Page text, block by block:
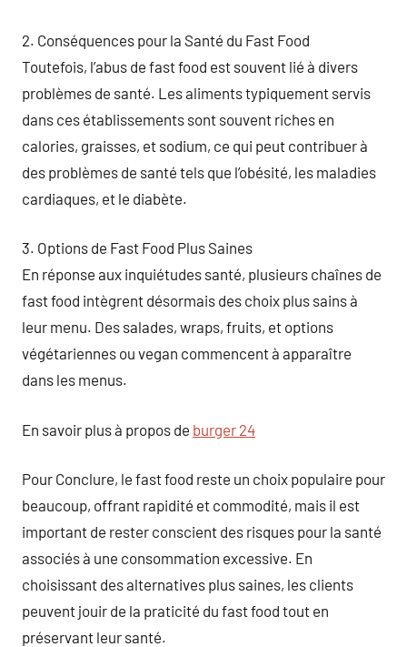
2. Conséquences pour la Santé du Fast Food
Toutefois, l’abus de fast food est souvent lié à divers
problèmes de santé. Les aliments typiquement servis
dans ces établissements sont souvent riches en
calories, graisses, et sodium, ce qui peut contribuer à
des problèmes de santé tels que l’obésité, les maladies
cardiaques, et le diabète.
3. Options de Fast Food Plus Saines
En réponse aux inquiétudes santé, plusieurs chaînes de
fast food intègrent désormais des choix plus sains à
leur menu. Des salades, wraps, fruits, et options
végétariennes ou vegan commencent à apparaître
dans les menus.
En savoir plus à propos de burger 24
Pour Conclure, le fast food reste un choix populaire pour
beaucoup, offrant rapidité et commodité, mais il est
important de rester conscient des risques pour la santé
associés à une consommation excessive. En
choisissant des alternatives plus saines, les clients
peuvent jouir de la praticité du fast food tout en
préservant leur santé.